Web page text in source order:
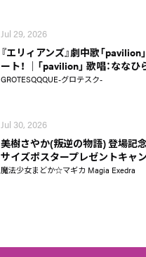
Jul 29, 2026
『エリィアンズ』劇中歌「pavilion
ート！ │「pavilion」 歌唱：なな
GROTESQQQUE-グロテスク-
Jul 30, 2026
美樹さやか(叛逆の物語) 登場記
サイズポスタープレゼントキャ
魔法少女まどか☆マギカ Magia Exedra